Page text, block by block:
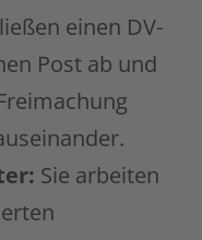
einen DV-
Post ab und
Sie arbeiten